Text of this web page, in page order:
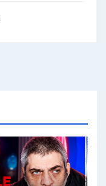
Raúl Timerman: sobre la defensa de los Senadores de JxC al acuerdo con el FMI - Raúl Timerman con Jorge Gres
Roberto Salvarezza: debate sobre las vacunas - Roberto Salvarezza con Jorge Gres